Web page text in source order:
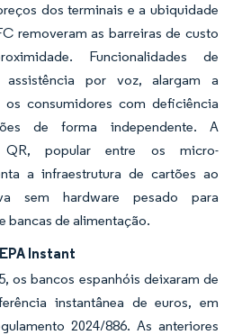
dos terminais e a ubiquidade
removeram as barreiras de custo
Funcionalidades de
assistência por voz, alargam a
consumidores com deficiência
de forma independente. A
popular entre os micro-
a infraestrutura de cartões ao
sem hardware pesado para
bancas de alimentação.
Instant
os bancos espanhóis deixaram de
instantânea de euros, em
2024/886. As anteriores